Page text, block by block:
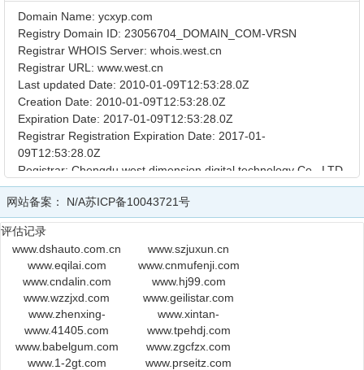
Domain Name: ycxyp.com
Registry Domain ID: 23056704_DOMAIN_COM-VRSN
Registrar WHOIS Server: whois.west.cn
Registrar URL: www.west.cn
Last updated Date: 2010-01-09T12:53:28.0Z
Creation Date: 2010-01-09T12:53:28.0Z
Expiration Date: 2017-01-09T12:53:28.0Z
Registrar Registration Expiration Date: 2017-01-
09T12:53:28.0Z
Registrar: Chengdu west dimension digital technology Co., LTD
Registrar IANA ID: 1556
Reseller:
Domain Status: ok http://www.icann.org/epp#ok
Registry Registrant ID: Not Available From Registry
Registrant Name: ning sun
Registrant Organization: xuzhou qingqing zhizhipin co,.ltd.
Registrant Street: xuzhoushi lantiandalou bangonglou 401shi
Registrant City: xuzhou
Registrant State/Province: JS
Registrant Postal Code: 221000
Registrant Country: cn
网站备案： N/A苏ICP备10043721号
评估记录
www.dshauto.com.cn
www.szjuxun.cn
www.eqilai.com
www.cnmufenji.com
www.cndalin.com
www.hj99.com
www.wzzjxd.com
www.geilistar.com
www.zhenxing-
hz.com
www.xintan-
lovehome.com
www.41405.com
www.tpehdj.com
www.babelgum.com
www.zgcfzx.com
www.1-2gt.com
www.prseitz.com